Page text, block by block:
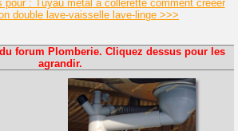
: Tuyau métal à collerette comment crééer
double lave-vaisselle lave-linge >>>
forum Plomberie. Cliquez dessus pour les
agrandir.